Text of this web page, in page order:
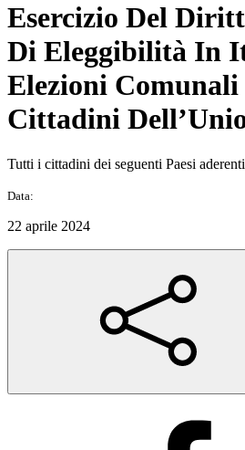
Esercizio Del
Di Eleggibilità In
Elezioni
Cittadini
Tutti i cittadini dei seguenti Paesi
Data:
22 aprile 2024